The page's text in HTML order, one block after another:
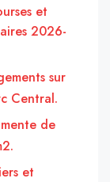
et
2026-
sur
Central.
de
et